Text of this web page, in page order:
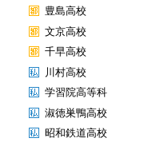
豊島高校
文京高校
千早高校
川村高校
学習院高等科
淑徳巣鴨高校
昭和鉄道高校